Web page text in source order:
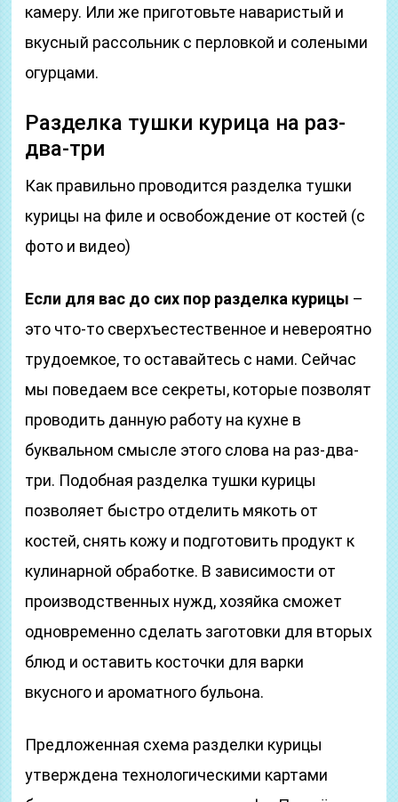
камеру. Или же приготовьте наваристый и
вкусный рассольник с перловкой и солеными
огурцами.
Разделка тушки курица на раз-
два-три
Как правильно проводится разделка тушки
курицы на филе и освобождение от костей (с
фото и видео)
Если для вас до сих пор разделка курицы –
это что-то сверхъестественное и невероятно
трудоемкое, то оставайтесь с нами. Сейчас
мы поведаем все секреты, которые позволят
проводить данную работу на кухне в
буквальном смысле этого слова на раз-два-
три. Подобная разделка тушки курицы
позволяет быстро отделить мякоть от
костей, снять кожу и подготовить продукт к
кулинарной обработке. В зависимости от
производственных нужд, хозяйка сможет
одновременно сделать заготовки для вторых
блюд и оставить косточки для варки
вкусного и ароматного бульона.
Предложенная схема разделки курицы
утверждена технологическими картами